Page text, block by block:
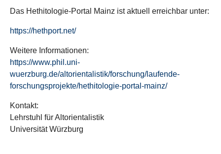
Das Hethitologie-Portal Mainz ist aktuell erreichbar unter:
https://hethport.net/
Weitere Informationen:
https://www.phil.uni-
wuerzburg.de/altorientalistik/forschung/laufende-
forschungsprojekte/hethitologie-portal-mainz/
Kontakt:
Lehrstuhl für Altorientalistik
Universität Würzburg